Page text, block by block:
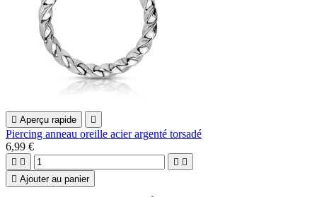
 Aperçu rapide 
Piercing anneau oreille acier argenté torsadé
6,99 €
   
 Ajouter au panier